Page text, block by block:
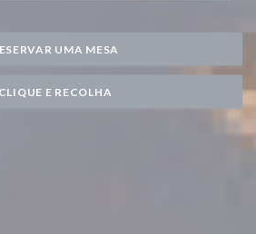
UMA MESA
CLIQUE E RECOLHA